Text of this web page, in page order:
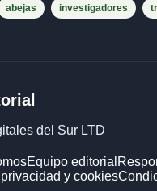
abejas investigadores
del Sur LTD
Equipo editorial
y cookies